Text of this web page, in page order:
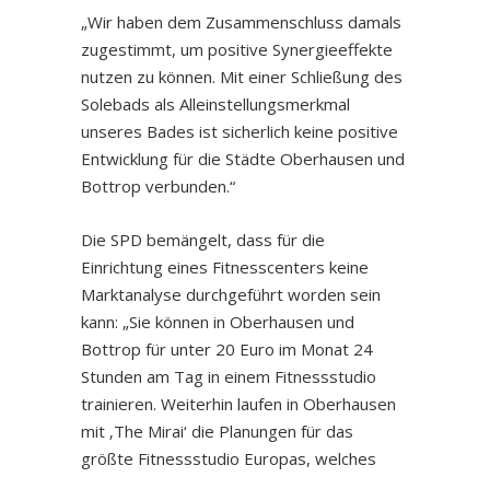
„Wir haben dem Zusammenschluss damals
zugestimmt, um positive Synergieeffekte
nutzen zu können. Mit einer Schließung des
Solebads als Alleinstellungsmerkmal
unseres Bades ist sicherlich keine positive
Entwicklung für die Städte Oberhausen und
Bottrop verbunden.“
Die SPD bemängelt, dass für die
Einrichtung eines Fitnesscenters keine
Marktanalyse durchgeführt worden sein
kann: „Sie können in Oberhausen und
Bottrop für unter 20 Euro im Monat 24
Stunden am Tag in einem Fitnessstudio
trainieren. Weiterhin laufen in Oberhausen
mit ‚The Mirai‘ die Planungen für das
größte Fitnessstudio Europas, welches